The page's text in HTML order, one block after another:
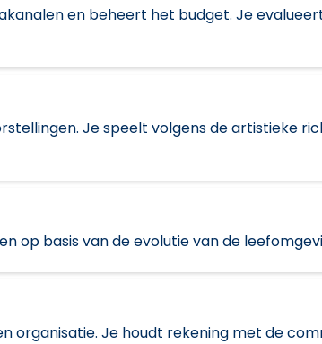
en beheert het budget. Je
Je speelt volgens de artistieke
op basis van de evolutie van de
organisatie. Je houdt rekening met de